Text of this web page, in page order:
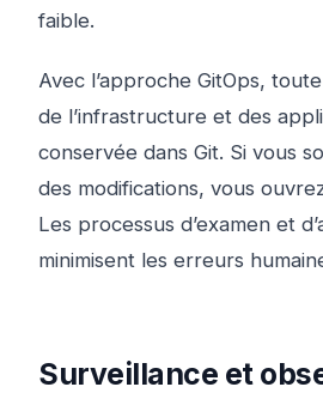
faible.
Avec l’approche GitOps,
de l’infrastructure et des
conservée dans Git. Si vous
des modifications, vous
Les processus d’examen et
minimisent les erreurs
Surveillance et